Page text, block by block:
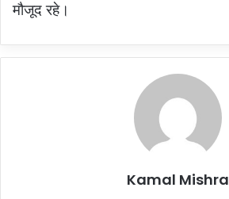
मौजूद रहे।
Kamal Mishra